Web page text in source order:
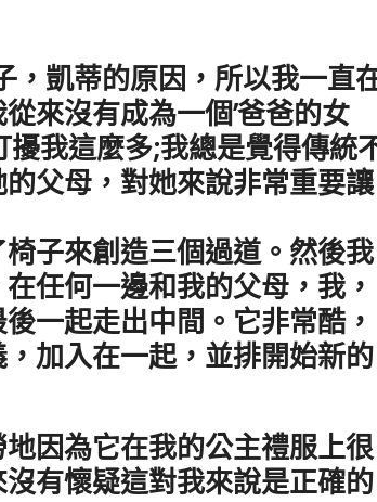
，凱蒂的原因，所以我一直
來沒有成為一個’爸爸的女
擾我這麼多;我總是覺得傳統
父母，對她來說非常重要讓
子來創造三個過道。然後我
任何一邊和我的父母，我，
一起走出中間。它非常酷，
加入在一起，並排開始新的
因為它在我的公主禮服上很
有懷疑這對我來說是正確的